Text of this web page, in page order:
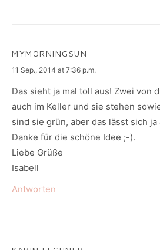
MYMORNINGSUN
says:
11 Sep., 2014 at 7:36 p.m.
Das sieht ja mal toll aus! Zwei von
auch im Keller und sie stehen
sind sie grün, aber das lässt sich
Danke für die schöne Idee ;-).
Liebe Grüße
Isabell
Antworten